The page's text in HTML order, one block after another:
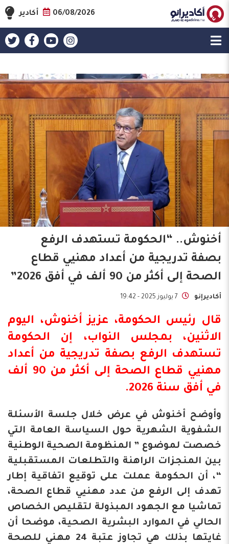
06/08/2026 أكادير
أخنوش.. “الحكومة تستهدف الرفع
بصفة تدريجية من أعداد مهنيي قطاع
الصحة إلى أكثر من 90 ألف في أفق 2026”
أكاديرإنو 7 يوليوز 2025 - 19:42
قال رئيس الحكومة، عزيز أخنوش، اليوم
الاثنين، بمجلس النواب، إن الحكومة
تستهدف الرفع بصفة تدريجية من أعداد
مهنيي قطاع الصحة إلى أكثر من 90 ألف
في أفق سنة 2026.
وأوضح أخنوش في عرض خلال جلسة الأسئلة
الشفوية الشهرية حول السياسة العامة التي
خصصت لموضوع ” المنظومة الصحية الوطنية
بين المنجزات الراهنة والتطلعات المستقبلية
“، أن الحكومة عملت على توقيع اتفاقية إطار
تهدف إلى الرفع من عدد مهنيي قطاع الصحة،
تماشيا مع الجهود المبذولة لتقليص الخصاص
الحالي في الموارد البشرية الصحية، موضحا أن
غايتها بذلك هي تجاوز عتبة 24 مهني للصحة